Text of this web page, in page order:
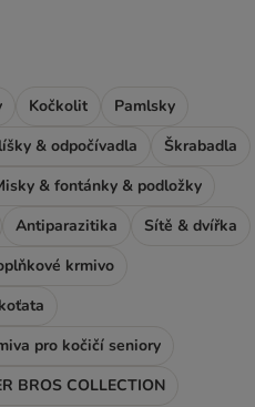
Kočkolit
Pamlsky
& odpočívadla
Škrabadla
& fontánky & podložky
Antiparazitika
Sítě & dvířka
krmivo
pro kočičí seniory
BROS COLLECTION